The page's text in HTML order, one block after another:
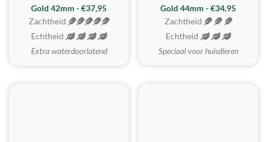
ZACHTSTE
Gold 42mm - €37,95
Zachtheid
Echtheid
Extra waterdoorlatend
Gold 44mm - €34,95
Zachtheid
Echtheid
Speciaal voor huisdieren